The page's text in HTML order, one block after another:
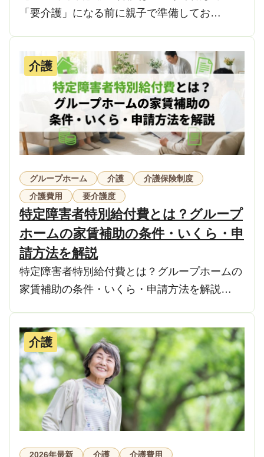
「要介護」になる前に親子で準備してお…
介護
グループホーム 介護
介護保険制度
介護費用
要介護度
特定障害者特別給付費とは？グループ
ホームの家賃補助の条件・いくら・申
請方法を解説
特定障害者特別給付費とは？グループホームの
家賃補助の条件・いくら・申請方法を解説…
介護
2026年最新 介護
介護費用